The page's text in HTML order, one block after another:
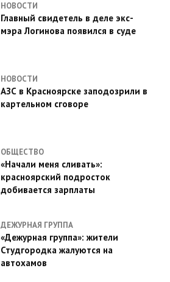
НОВОСТИ
Главный свидетель в деле экс-
мэра Логинова появился в суде
НОВОСТИ
АЗС в Красноярске заподозрили в
картельном сговоре
ОБЩЕСТВО
«Начали меня сливать»:
красноярский подросток
добивается зарплаты
ДЕЖУРНАЯ ГРУППА
«Дежурная группа»: жители
Студгородка жалуются на
автохамов